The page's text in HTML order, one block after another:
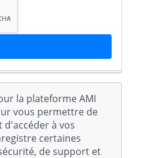
la plateforme AMI
vous permettre de
à vos
certaines
de support et